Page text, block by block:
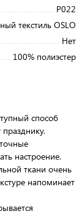
P022
текстиль OSLO
Нет
100% полиэстер
способ
настроение.
ткани очень
напоминает